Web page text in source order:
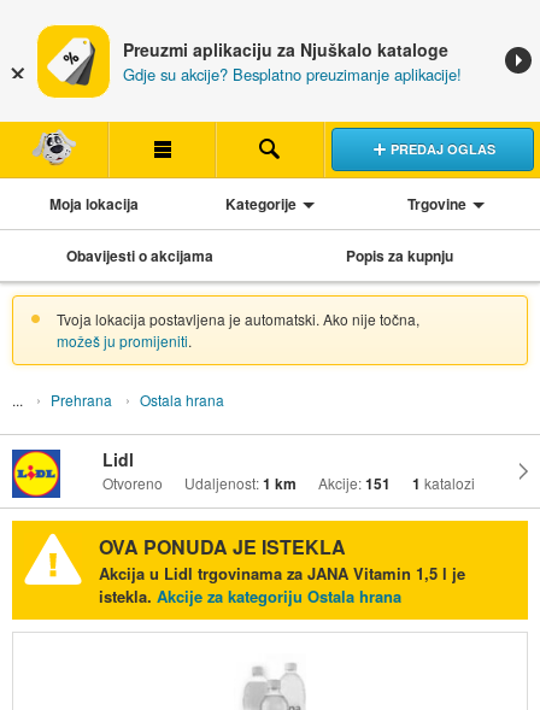
Preuzmi aplikaciju za Njuškalo kataloge
Gdje su akcije? Besplatno preuzimanje aplikacije!
PREDAJ OGLAS
Moja lokacija Kategorije Trgovine
Obavijesti o akcijama Popis za kupnju
Tvoja lokacija postavljena je automatski. Ako nije točna,
možeš ju promijeniti.
Prehrana Ostala hrana
Lidl
Otvoreno Udaljenost:1 km Akcije:151 1 katalozi
OVA PONUDA JE ISTEKLA
Akcija u Lidl trgovinama za JANA Vitamin 1,5 l je
istekla. Akcije za kategoriju Ostala hrana